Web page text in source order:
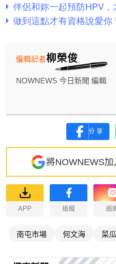
柳榮俊
編輯記者
NOWNEWS 今日新聞 編輯
分享
將NOWNEWS
APP 追蹤 追
南屯市場 何文海 菜